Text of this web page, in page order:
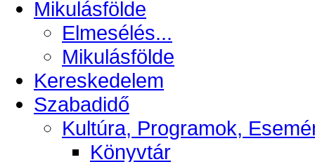
Mikulásfölde
Elmesélés...
Mikulásfölde
Kereskedelem
Szabadidő
Kultúra, Programok,
Könyvtár